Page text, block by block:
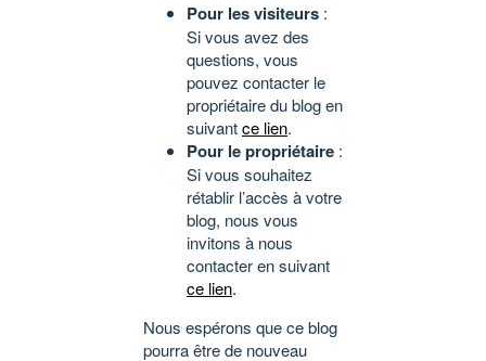
Pour les visiteurs :
Si vous avez des
questions, vous
pouvez contacter le
propriétaire du blog en
suivantce lien.
Pour le propriétaire :
Si vous souhaitez
rétablir l’accès à votre
blog, nous vous
invitons à nous
contacter en suivant
ce lien.
Nous espérons que ce blog
pourra être de nouveau